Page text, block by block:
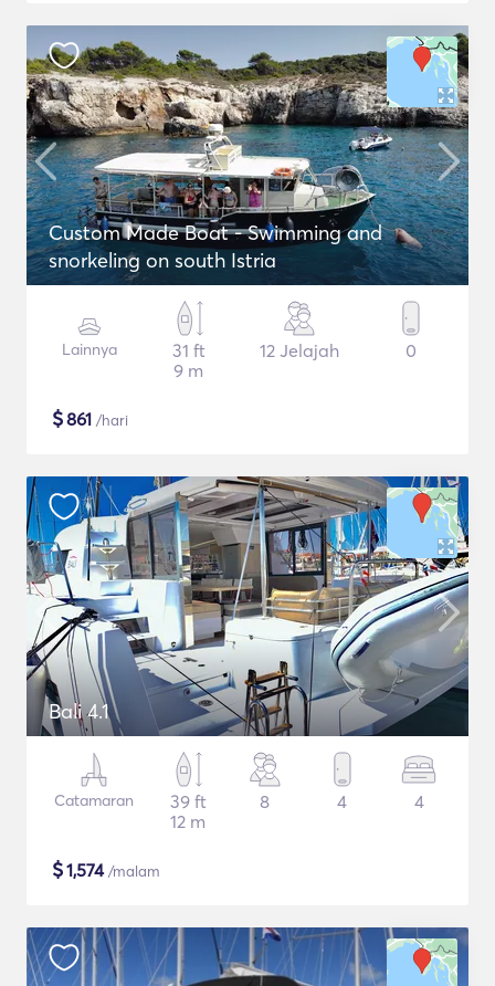
Custom Made Boat - Swimming and
snorkeling on south Istria
Lainnya
31 ft
9 m
12 Jelajah 0
$861 /hari
Bali 4.1
Catamaran
39 ft
12 m
8 4 4
$1,574/malam